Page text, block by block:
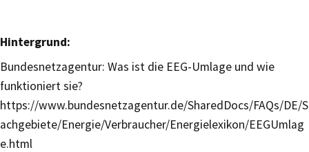
Hintergrund:
Bundesnetzagentur: Was ist die EEG-Umlage und wie
funktioniert sie?
https://www.bundesnetzagentur.de/SharedDocs/FAQs/DE/S
achgebiete/Energie/Verbraucher/Energielexikon/EEGUmlag
e.html